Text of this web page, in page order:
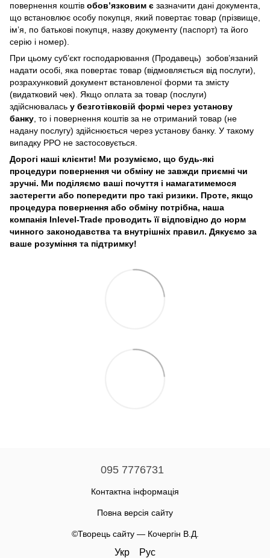
повернення коштів обов’язковим є зазначити дані документа,
що встановлює особу покупця, який повертає товар (прізвище,
ім’я, по батькові покупця, назву документу (паспорт) та його
серію і номер).
При цьому суб’єкт господарювання (Продавець) зобов’язаний
надати особі, яка повертає товар (відмовляється від послуги),
розрахунковий документ встановленої форми та змісту
(видатковий чек). Якщо оплата за товар (послуги)
здійснювалась у безготівковій формі через установу
банку, то і повернення коштів за не отриманий товар (не
надану послугу) здійснюється через установу банку. У такому
випадку РРО не застосовується.
Дорогі наші клієнти! Ми розуміємо, що будь-які
процедури повернення чи обміну не завжди приємні чи
зручні. Ми поділяємо ваші почуття і намагатимемося
застерегти або попередити про такі ризики. Проте, якщо
процедура повернення або обміну потрібна, наша
компанія Inlevel-Trade проводить її відповідно до норм
чинного законодавства та внутрішніх правил. Дякуємо за
ваше розуміння та підтримку!
095 7776731
Контактна інформація
Повна версія сайту
©Творець сайту — Кочергін В.Д.
Укр Рус